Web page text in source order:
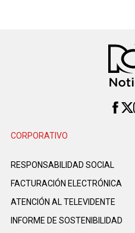
CORPORATIVO
RESPONSABILIDAD SOCIAL
FACTURACIÓN ELECTRÓNICA
ATENCIÓN AL TELEVIDENTE
INFORME DE SOSTENIBILIDAD